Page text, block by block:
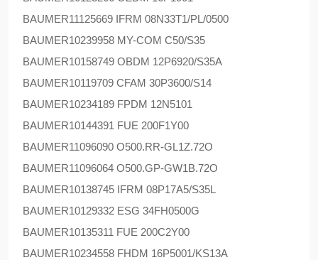
BAUMER11125669 IFRM 08N33T1/PL/0500
BAUMER10239958 MY-COM C50/S35
BAUMER10158749 OBDM 12P6920/S35A
BAUMER10119709 CFAM 30P3600/S14
BAUMER10234189 FPDM 12N5101
BAUMER10144391 FUE 200F1Y00
BAUMER11096090 O500.RR-GL1Z.72O
BAUMER11096064 O500.GP-GW1B.72O
BAUMER10138745 IFRM 08P17A5/S35L
BAUMER10129332 ESG 34FH0500G
BAUMER10135311 FUE 200C2Y00
BAUMER10234558 FHDM 16P5001/KS13A